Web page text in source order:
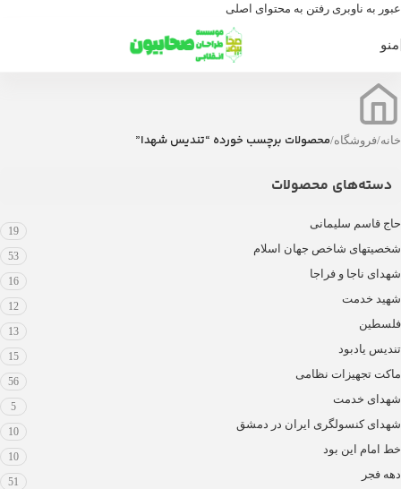
عبور به ناوبری رفتن به محتوای اصلی
منو
خانه/فروشگاه/محصولات برچسب خورده “تندیس شهدا”
دسته‌های محصولات
حاج قاسم سلیمانی
19
شخصیتهای شاخص جهان اسلام
53
شهدای ناجا و فراجا
16
شهید خدمت
12
فلسطین
13
تندیس یادبود
15
ماکت تجهیزات نظامی
56
شهدای خدمت
5
شهدای کنسولگری ایران در دمشق
10
خط امام این بود
10
دهه فجر
51